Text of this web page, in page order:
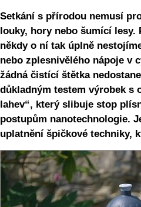
Setkání s přírodou nemusí
louky, hory nebo šumící lesy.
někdy o ní tak úplně
nebo zplesnivělého nápoje v
žádná čistící štětka
důkladným testem výrobek s
lahev“, který slibuje stop
postupům nanotechnologie.
uplatnění špičkové techniky,